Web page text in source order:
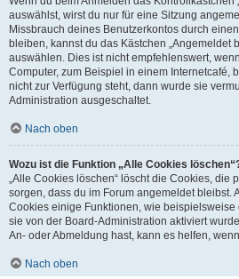
auswählst, wirst du nur für eine Sitzung
Missbrauch deines Benutzerkontos durch
bleiben, kannst du das Kästchen „Angemeldet
auswählen. Dies ist nicht empfehlenswert,
Computer, zum Beispiel in einem Internetcafé,
nicht zur Verfügung steht, dann wurde sie
Administration ausgeschaltet.
Nach oben
Wozu ist die Funktion „Alle Cookies
„Alle Cookies löschen“ löscht die Cookies, die
sorgen, dass du im Forum angemeldet bleibst.
Cookies einige Funktionen, wie beispielsweise
sie von der Board-Administration aktiviert
An- oder Abmeldung hast, kann es helfen,
Nach oben